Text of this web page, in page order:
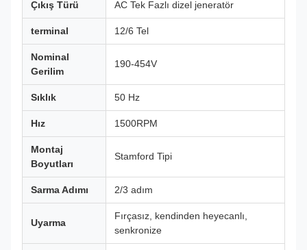
Çıkış Türü AC Tek Fazlı dizel jeneratör
terminal 12/6 Tel
Nominal
Gerilim
190-454V
Sıklık 50 Hz
Hız 1500RPM
Montaj
Boyutları
Stamford Tipi
Sarma Adımı 2/3 adım
Uyarma
Fırçasız, kendinden heyecanlı,
senkronize